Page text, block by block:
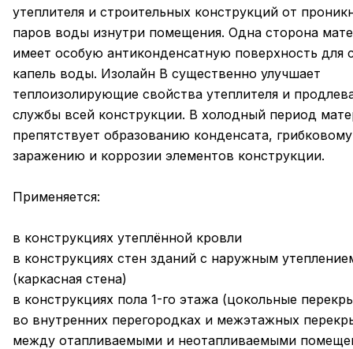
утеплителя и строительных конструкций от
паров воды изнутри помещения. Одна сторона
имеет особую антиконденсатную поверхность для
капель воды. Изолайн В существенно улучшает
теплоизолирующие свойства утеплителя и
службы всей конструкции. В холодный период
препятствует образованию конденсата, грибковому
заражению и коррозии элементов конструкции.
Применяется:
в конструкциях утеплённой кровли
в конструкциях стен зданий с наружным
(каркасная стена)
в конструкциях пола 1-го этажа (цокольные
во внутренних перегородках и межэтажных
между отапливаемыми и неотапливаемыми